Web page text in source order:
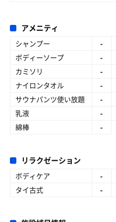
アメニティ
シャンプー -
ボディーソープ
-
カミソリ
-
ナイロンタオル
-
サウナパンツ使い放題
-
乳液
-
綿棒
-
リラクゼーション
ボディケア -
タイ古式
-